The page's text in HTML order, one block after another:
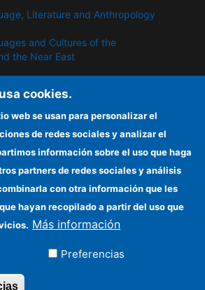
Literature and Anthropology
​​and Cultures of the
the Near East
Policies and Goods
cookies.
web se usan para personalizar el
de redes sociales y analizar el
información sobre el uso que haga
partners de redes sociales y análisis
con otra información que les
hayan recopilado a partir del uso que
Más información
Preferencias